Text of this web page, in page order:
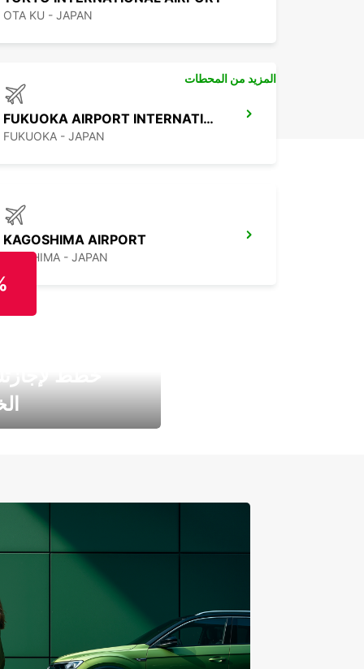
OTA KU - JAPAN
FUKUOKA AIRPORT INTERNATIONAL TERMINAL
FUKUOKA - JAPAN
KAGOSHIMA AIRPORT
KIRISHIMA - JAPAN
المزيد من المحطات